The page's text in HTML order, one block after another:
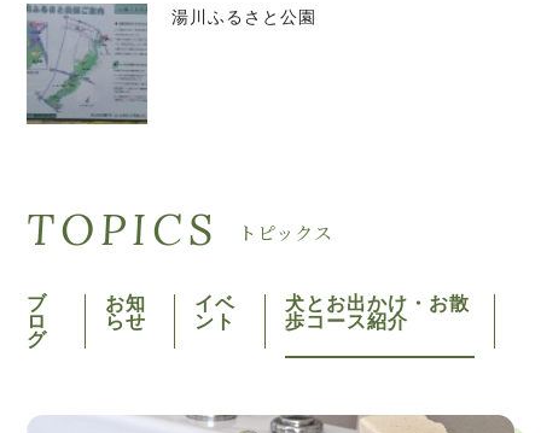
湯川ふるさと公園
TOPICS トピックス
ブ
ロ
グ
お知
らせ
イベ
ント
犬とお出かけ・お散
歩コース紹介